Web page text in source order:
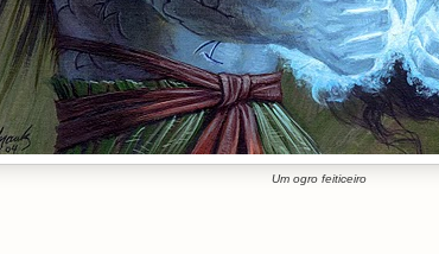
Um ogro feiticeiro